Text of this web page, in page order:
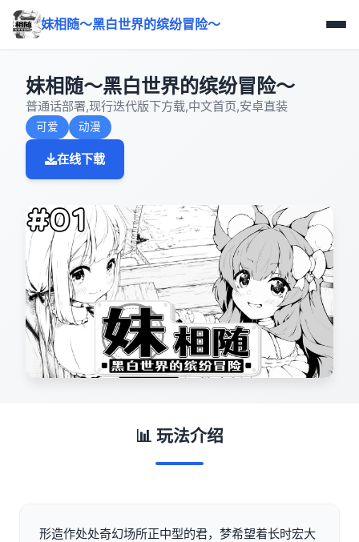
妹相随～黑白世界的缤纷冒险～
妹相随～黑白世界的缤纷冒险～
普通话部署,现行迭代版下方载,中文首页,安卓直装
可爱 动漫
在线下载
📊 玩法介绍
形造作处处奇幻场所正中型的君，梦希望着长时宏大